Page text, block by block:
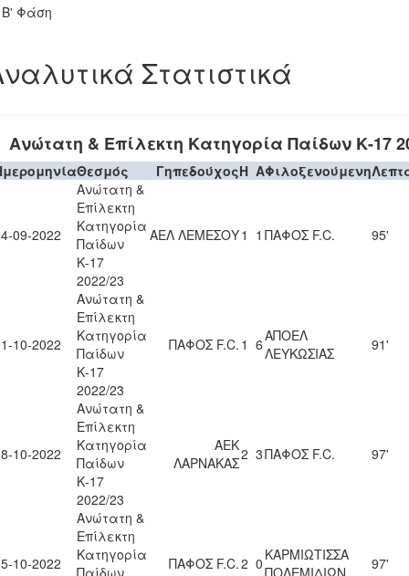
Φάση
Στατιστικά
Ανώτατη & Επίλεκτη Κατηγορία Παίδων Κ-17
Θεσμός ΓηπεδούχοςH AΦιλοξενούμενη
09-2022
Ανώτατη &
Επίλεκτη
Κατηγορία
Παίδων
Κ-17
2022/23
ΑΕΛ ΛΕΜΕΣΟΥ1 1 ΠΑΦΟΣ F.C. 95'
10-2022
Ανώτατη &
Επίλεκτη
Κατηγορία
Παίδων
Κ-17
2022/23
ΠΑΦΟΣ F.C. 1 6ΑΠΟΕΛ
ΛΕΥΚΩΣΙΑΣ
91'
10-2022
Ανώτατη &
Επίλεκτη
Κατηγορία
Παίδων
Κ-17
2022/23
ΑΕΚ
ΛΑΡΝΑΚΑΣ2 3ΠΑΦΟΣ F.C. 97'
10-2022
Ανώτατη &
Επίλεκτη
Κατηγορία
ΠΑΦΟΣ F.C.2 0 ΚΑΡΜΙΩΤΙΣΣΑ
97'